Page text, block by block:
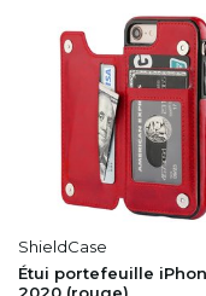
ShieldCase
Étui portefeuille
2020 (rouge)